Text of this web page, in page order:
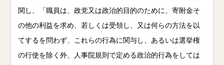
関し、「職員は、政党又は政治的目的のために、寄附金そ
の他の利益を求め、若しくは受領し、又は何らの方法を以
てするを問わず、これらの行為に関与し、あるいは選挙権
の行使を除く外、人事院規則で定める政治的行為をしては